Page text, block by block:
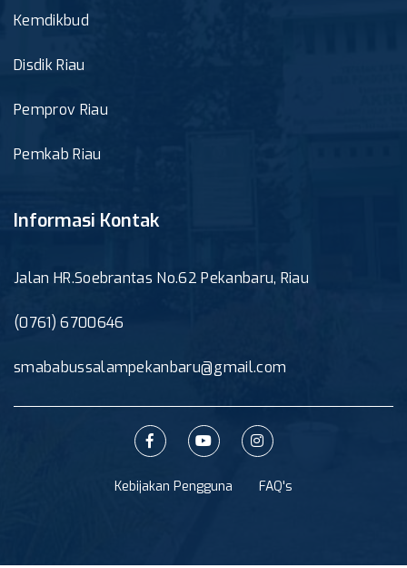
Kemdikbud
Disdik Riau
Pemprov Riau
Pemkab Riau
Informasi Kontak
Jalan HR.Soebrantas No.62 Pekanbaru, Riau
(0761) 6700646
smababussalampekanbaru@gmail.com
Kebijakan Pengguna FAQ's